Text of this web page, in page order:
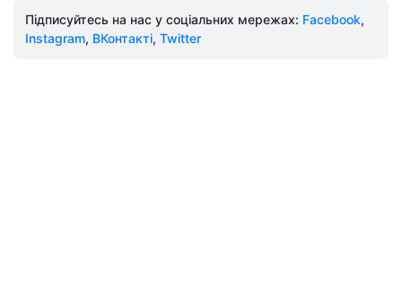
Підписуйтесь на нас у соціальних мережах: Facebook,
Instagram, ВКонтакті, Twitter